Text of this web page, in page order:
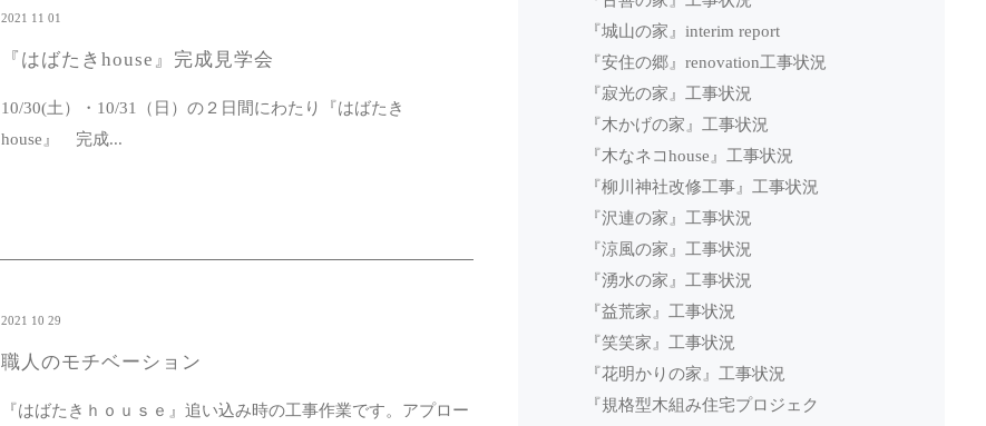
2021 11 01
『はばたきhouse』完成見学会
10/30(土）・10/31（日）の２日間にわたり『はばたき
house』 完成...
2021 10 29
職人のモチベーション
『はばたきｈｏｕｓｅ』追い込み時の工事作業です。アプロー
『城山の家』interim report
『安住の郷』renovation工事状況
『寂光の家』工事状況
『木かげの家』工事状況
『木なネコhouse』工事状況
『柳川神社改修工事』工事状況
『沢連の家』工事状況
『涼風の家』工事状況
『湧水の家』工事状況
『益荒家』工事状況
『笑笑家』工事状況
『花明かりの家』工事状況
『規格型木組み住宅プロジェク